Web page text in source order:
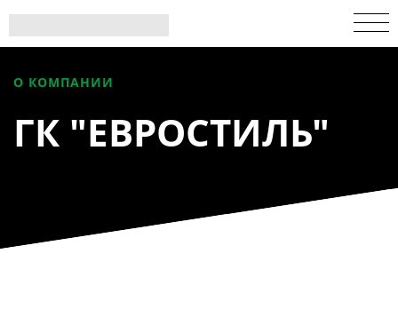
О КОМПАНИИ
ГК "ЕВРОСТИЛЬ"